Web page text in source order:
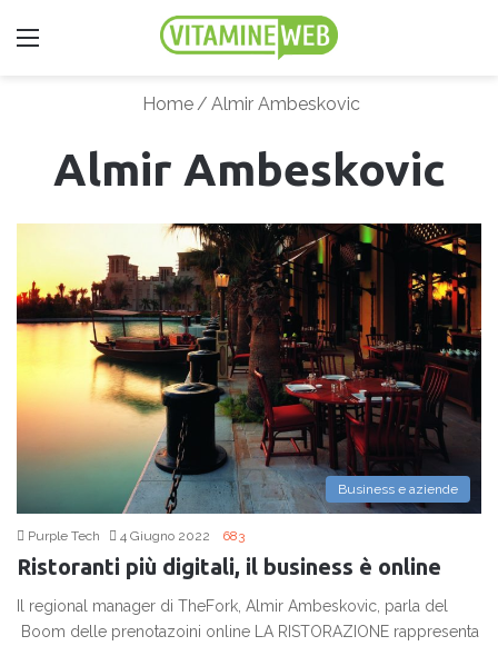
Home / Almir Ambeskovic
Almir Ambeskovic
Business e aziende
Purple Tech 4 Giugno 2022 683
Ristoranti più digitali, il business è online
Il regional manager di TheFork, Almir Ambeskovic, parla del
Boom delle prenotazoini online LA RISTORAZIONE rappresenta